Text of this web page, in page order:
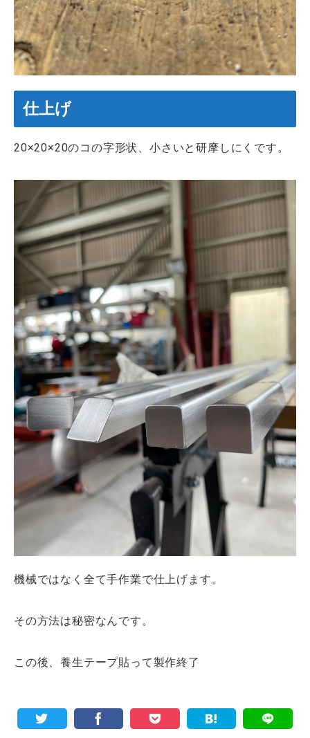
仕上げ
20×20×20のコの字形状、小さいと研摩しにくです。
機械ではなく全て手作業で仕上げます。
その方法は秘密なんです。
この後、養生テープ貼って製作終了